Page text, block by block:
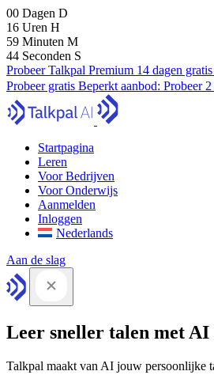
00 Dagen D
16 Uren H
59 Minuten M
43 Seconden S
Probeer Talkpal Premium 14 dagen
Probeer gratis Beperkt aanbod: Probeer
Startpagina
Leren
Voor Bedrijven
Voor Onderwijs
Aanmelden
Inloggen
Nederlands
Aan de slag
Leer sneller talen met AI
Talkpal maakt van AI jouw persoonlijke